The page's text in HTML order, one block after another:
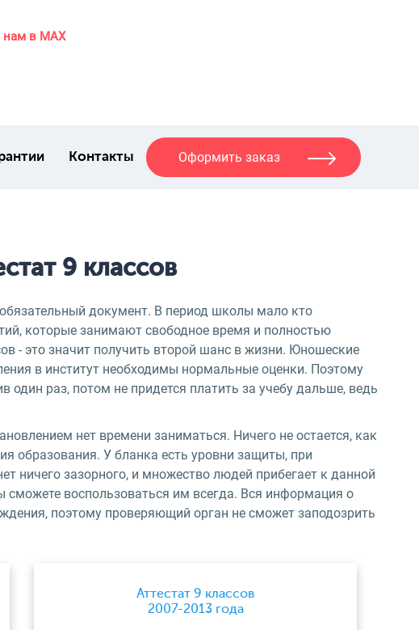
нам в MAX
Контакты Оформить заказ
9 классов
документ. В период школы мало кто
которые занимают свободное время и полностью
- это значит получить второй шанс в жизни. Юношеские
в институт необходимы нормальные оценки. Поэтому
раз, потом не придется платить за учебу дальше, ведь
нет времени заниматься. Ничего не остается, как
образования. У бланка есть уровни защиты, при
ничего зазорного, и множество людей прибегает к данной
сможете воспользоваться им всегда. Вся информация о
поэтому проверяющий орган не сможет заподозрить
Аттестат 9 классов
2007-2013 года